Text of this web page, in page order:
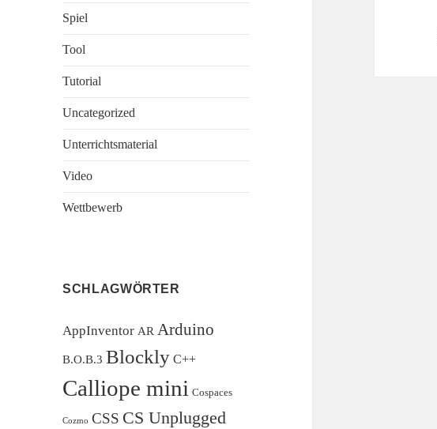
Spiel
Tool
Tutorial
Uncategorized
Unterrichtsmaterial
Video
Wettbewerb
SCHLAGWÖRTER
AppInventor AR Arduino
B.O.B.3 Blockly C++
Calliope mini Cospaces
Cozmo CSS CS Unplugged